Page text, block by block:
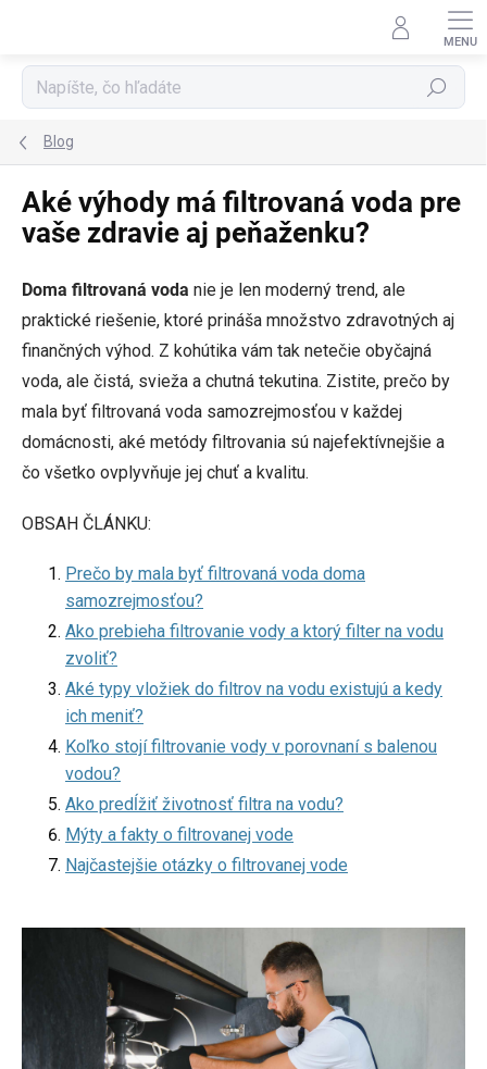
Hľadať
Blog
Aké výhody má filtrovaná voda pre
vaše zdravie aj peňaženku?
Doma filtrovaná voda nie je len moderný trend, ale
praktické riešenie, ktoré prináša množstvo zdravotných aj
finančných výhod. Z kohútika vám tak netečie obyčajná
voda, ale čistá, svieža a chutná tekutina. Zistite, prečo by
mala byť filtrovaná voda samozrejmosťou v každej
domácnosti, aké metódy filtrovania sú najefektívnejšie a
čo všetko ovplyvňuje jej chuť a kvalitu.
OBSAH ČLÁNKU:
Prečo by mala byť filtrovaná voda doma
samozrejmosťou?
Ako prebieha filtrovanie vody a ktorý filter na vodu
zvoliť?
Aké typy vložiek do filtrov na vodu existujú a kedy
ich meniť?
Koľko stojí filtrovanie vody v porovnaní s balenou
vodou?
Ako predĺžiť životnosť filtra na vodu?
Mýty a fakty o filtrovanej vode
Najčastejšie otázky o filtrovanej vode